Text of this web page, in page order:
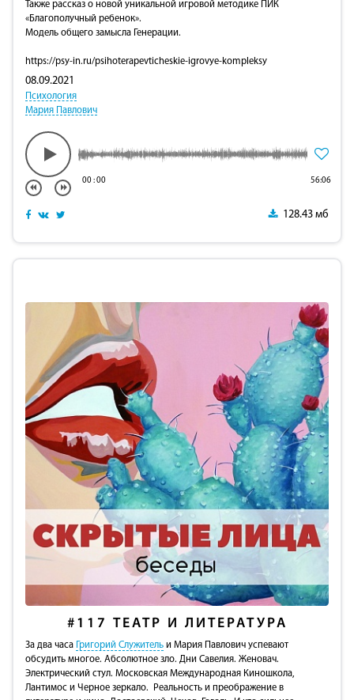
Также рассказ о новой уникальной игровой методике ПИК
«Благополучный ребенок».
Модель общего замысла Генерации.
https://psy-in.ru/psihoterapevticheskie-igrovye-kompleksy
08.09.2021
Психология
Мария Павлович
00:00 56:06
128.43 мб
#117 ТЕАТР И ЛИТЕРАТУРА
За два часа Григорий Служитель и Мария Павлович успевают
обсудить многое. Абсолютное зло. Дни Савелия. Женовач.
Электрический стул. Московская Международная Киношкола,
Лантимос и Черное зеркало. Реальность и преображение в